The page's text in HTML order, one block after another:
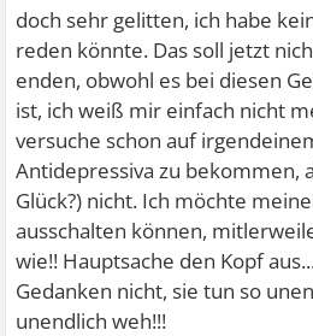
doch sehr gelitten, ich habe
reden könnte. Das soll jetzt
enden, obwohl es bei diesen
ist, ich weiß mir einfach nicht
versuche schon auf
Antidepressiva zu bekommen,
Glück?) nicht. Ich möchte
ausschalten können,
wie!! Hauptsache den Kopf
Gedanken nicht, sie tun so
unendlich weh!!!